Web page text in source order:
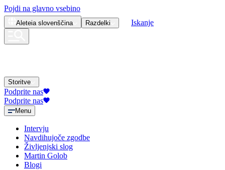
Pojdi na glavno vsebino
Aleteia slovenščina Razdelki Iskanje
Storitve
Podprite nas
Podprite nas
Menu
Intervju
Navdihujoče zgodbe
Življenjski slog
Martin Golob
Blogi